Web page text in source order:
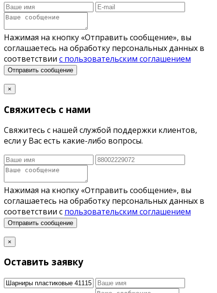
Нажимая на кнопку «Отправить сообщение», вы
соглашаетесь на обработку персональных данных в
соответствии с пользовательским соглашением
Отправить сообщение
×
Свяжитесь с нами
Свяжитесь с нашей службой поддержки клиентов,
если у Вас есть какие-либо вопросы.
Нажимая на кнопку «Отправить сообщение», вы
соглашаетесь на обработку персональных данных в
соответствии с пользовательским соглашением
Отправить сообщение
×
Оставить заявку